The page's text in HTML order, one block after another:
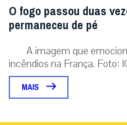
O fogo passou duas
permaneceu de pé
A imagem que
incêndios na França. Foto:
MAIS